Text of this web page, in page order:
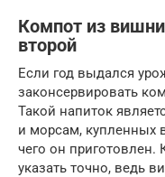
Компот из
второй
Если год выдался
законсервировать
Такой напиток
и морсам, купленных
чего он приготовлен.
указать точно, ведь